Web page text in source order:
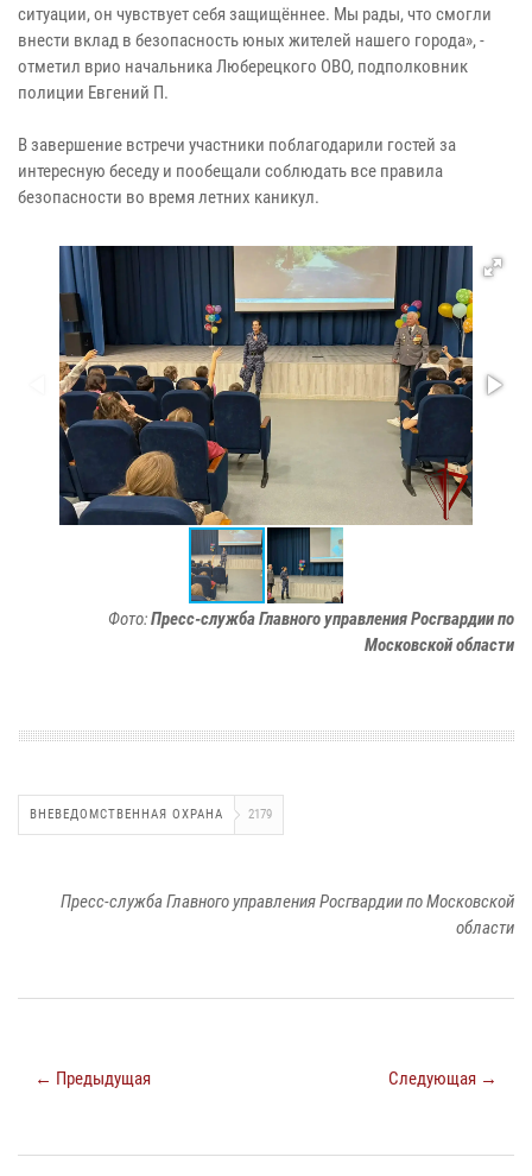
ситуации, он чувствует себя защищённее. Мы рады, что смогли
внести вклад в безопасность юных жителей нашего города», -
отметил врио начальника Люберецкого ОВО, подполковник
полиции Евгений П.
В завершение встречи участники поблагодарили гостей за
интересную беседу и пообещали соблюдать все правила
безопасности во время летних каникул.
Фото:Пресс-служба Главного управления Росгвардии по
Московской области
ВНЕВЕДОМСТВЕННАЯ ОХРАНА 2179
Пресс-служба Главного управления Росгвардии по Московской
области
← Предыдущая Следующая →